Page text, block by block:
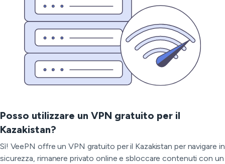
Posso utilizzare un VPN gratuito per il
Kazakistan?
Sì! VeePN offre un VPN gratuito per il Kazakistan per navigare in
sicurezza, rimanere privato online e sbloccare contenuti con un